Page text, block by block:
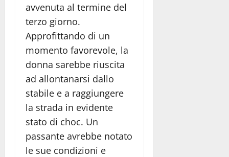
avvenuta al termine del
terzo giorno.
Approfittando di un
momento favorevole, la
donna sarebbe riuscita
ad allontanarsi dallo
stabile e a raggiungere
la strada in evidente
stato di choc. Un
passante avrebbe notato
le sue condizioni e